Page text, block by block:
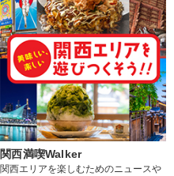
関西満喫Walker
関西エリアを楽しむためのニュースや